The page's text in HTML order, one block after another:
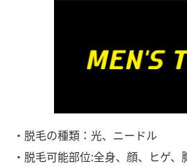
・脱毛の種類：光、ニードル
・脱毛可能部位:全身、顔、ヒゲ